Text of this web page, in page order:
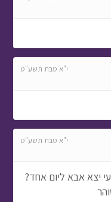
י"א טבת תשע"ט
י"א טבת תשע"ט
יצא אבא ליום אחד?